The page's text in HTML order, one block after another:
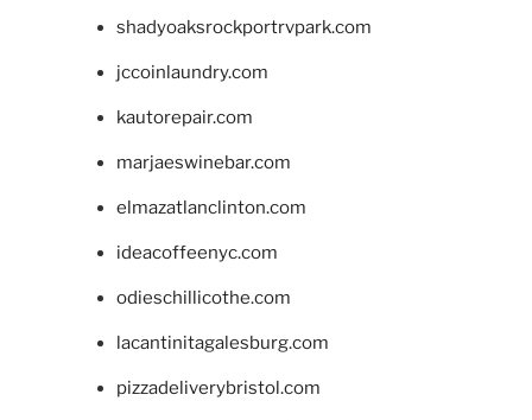
shadyoaksrockportrvpark.com
jccoinlaundry.com
kautorepair.com
marjaeswinebar.com
elmazatlanclinton.com
ideacoffeenyc.com
odieschillicothe.com
lacantinitagalesburg.com
pizzadeliverybristol.com